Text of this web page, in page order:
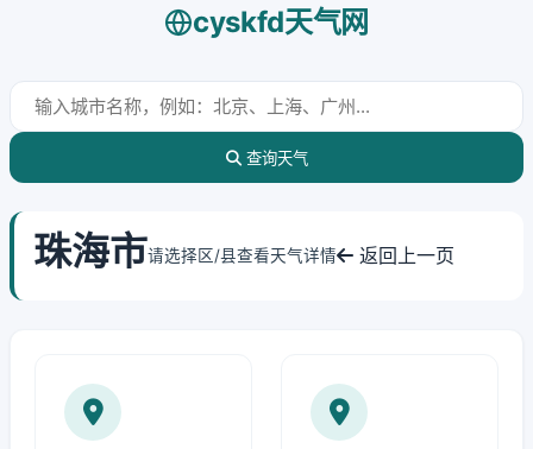
cyskfd天气网
查询天气
珠海市请选择区/县查看天气详情 返回上一页